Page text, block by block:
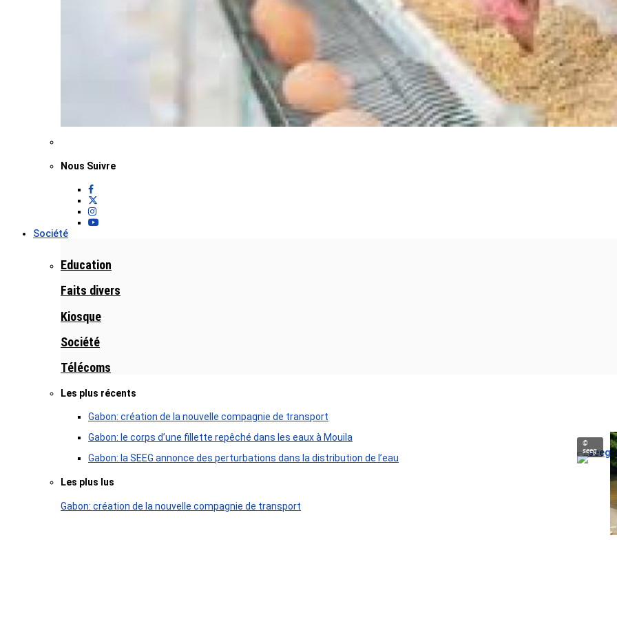
Nous Suivre
Société
Education
Faits divers
Kiosque
Société
Télécoms
Les plus récents
Gabon: création de la nouvelle compagnie de transport
Gabon: le corps d’une fillette repêché dans les eaux à Mouila
©
seeg
Gabon: la SEEG annonce des perturbations dans la distribution de l’eau
Les plus lus
Gabon: création de la nouvelle compagnie de transport